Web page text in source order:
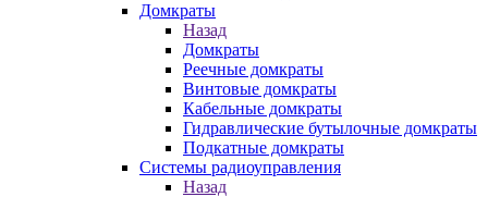
Домкраты
Назад
Домкраты
Реечные домкраты
Винтовые домкраты
Кабельные домкраты
Гидравлические бутылочные домкраты
Подкатные домкраты
Системы радиоуправления
Назад